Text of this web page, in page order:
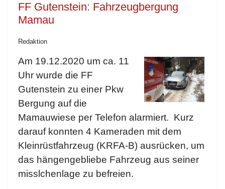
FF Gutenstein: Fahrzeugbergung
Mamau
Redaktion
Am 19.12.2020 um ca. 11
Uhr wurde die FF
Gutenstein zu einer Pkw
Bergung auf die
Mamauwiese per Telefon alarmiert. Kurz
darauf konnten 4 Kameraden mit dem
Kleinrüstfahrzeug (KRFA-B) ausrücken, um
das hängengebliebe Fahrzeug aus seiner
misslchenlage zu befreien.